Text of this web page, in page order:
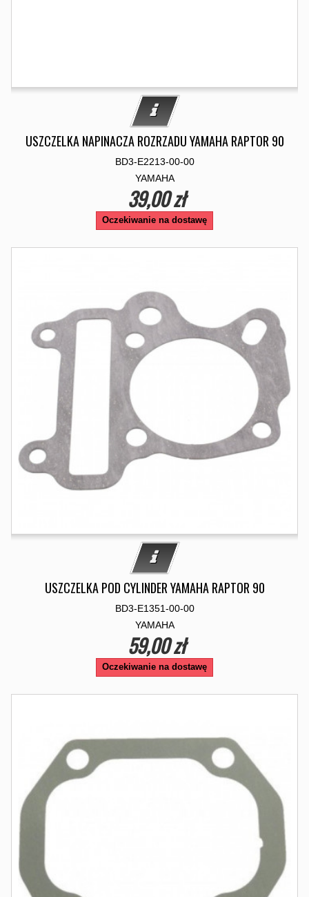
USZCZELKA NAPINACZA ROZRZADU YAMAHA RAPTOR 90
BD3-E2213-00-00
YAMAHA
39,00 zł
Oczekiwanie na dostawę
USZCZELKA POD CYLINDER YAMAHA RAPTOR 90
BD3-E1351-00-00
YAMAHA
59,00 zł
Oczekiwanie na dostawę